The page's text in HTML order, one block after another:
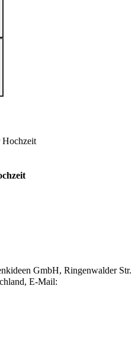
Hochzeit
GmbH, Ringenwalder Str.
E-Mail: